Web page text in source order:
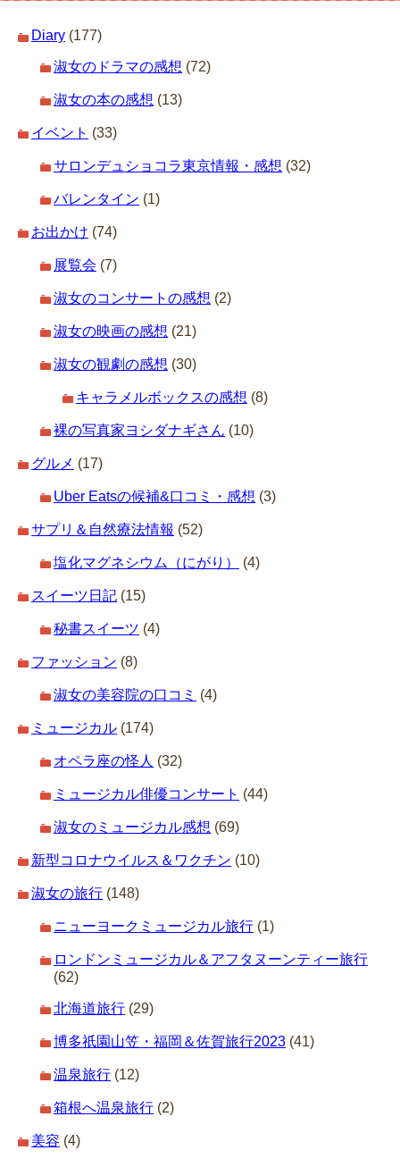
Diary (177)
淑女のドラマの感想 (72)
淑女の本の感想 (13)
イベント (33)
サロンデュショコラ東京情報・感想 (32)
バレンタイン (1)
お出かけ (74)
展覧会 (7)
淑女のコンサートの感想 (2)
淑女の映画の感想 (21)
淑女の観劇の感想 (30)
キャラメルボックスの感想 (8)
裸の写真家ヨシダナギさん (10)
グルメ (17)
Uber Eatsの候補&口コミ・感想 (3)
サプリ＆自然療法情報 (52)
塩化マグネシウム（にがり） (4)
スイーツ日記 (15)
秘書スイーツ (4)
ファッション (8)
淑女の美容院の口コミ (4)
ミュージカル (174)
オペラ座の怪人 (32)
ミュージカル俳優コンサート (44)
淑女のミュージカル感想 (69)
新型コロナウイルス＆ワクチン (10)
淑女の旅行 (148)
ニューヨークミュージカル旅行 (1)
ロンドンミュージカル＆アフタヌーンティー旅行
(62)
北海道旅行 (29)
博多祇園山笠・福岡＆佐賀旅行2023 (41)
温泉旅行 (12)
箱根へ温泉旅行 (2)
美容 (4)